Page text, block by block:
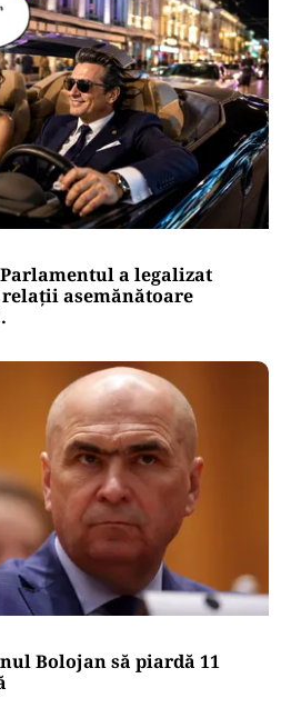
a legalizat
relații asemănătoare
Bolojan să piardă 11